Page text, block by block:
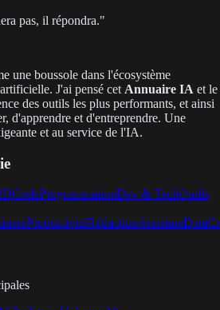
pas, il répondra."
une boussole dans l'écosystème
J'ai pensé cet Annuaire IA et le
des outils les plus performants, et ainsi
d'apprendre et d'entreprendre. Une
et au service de l'IA.
CodeProgrammationDev & TechOutils
ProductivitéRédactionAssistantData